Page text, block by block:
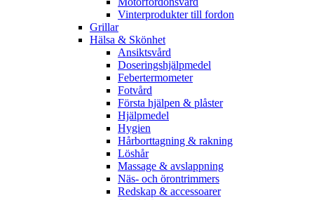
Vinterprodukter till fordon
Grillar
Hälsa & Skönhet
Ansiktsvård
Doseringshjälpmedel
Febertermometer
Fotvård
Första hjälpen & plåster
Hjälpmedel
Hygien
Hårborttagning & rakning
Löshår
Massage & avslappning
Näs- och örontrimmers
Redskap & accessoarer